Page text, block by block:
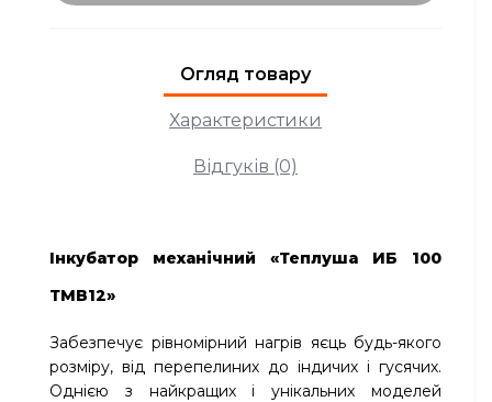
Огляд товару
Характеристики
Відгуків (0)
Інкубатор механічний «Теплуша ИБ 100
ТМВ12»
Забезпечує рівномірний нагрів яєць будь-якого
розміру, від перепелиних до індичих і гусячих.
Однією з найкращих і унікальних моделей